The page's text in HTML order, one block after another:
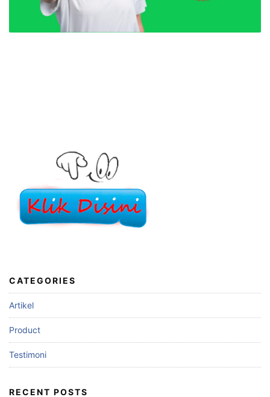
CATEGORIES
Artikel
Product
Testimoni
RECENT POSTS